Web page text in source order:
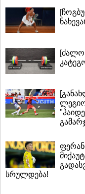
სრულდება!